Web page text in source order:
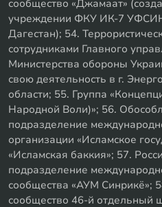
сообщество «Джамаат»
учреждении ФКУ ИК-7 УФСИН
Дагестан); 54.
сотрудниками Главного
Министерства обороны
свою деятельность в г.
области; 55. Группа
Народной Воли)»; 56.
подразделение
организации «Исламское
«Исламская баккия»; 57.
подразделение
сообщества «АУМ Синрикё»;
сообщество 46-й отдельный